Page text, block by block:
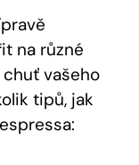
na různé
vašeho
tipů, jak